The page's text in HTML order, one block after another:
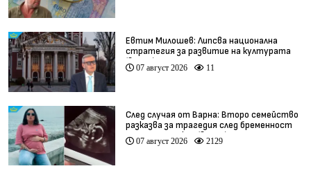
Евтим Милошев: Липсва национална
стратегия за развитие на културата
(видео)
07 август 2026 11
След случая от Варна: Второ семейство
разказва за трагедия след бременност
при същия лекар (видео)
07 август 2026 2129